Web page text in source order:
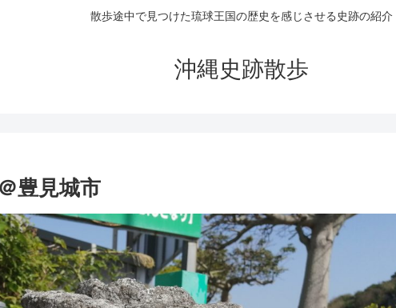
散歩途中で見つけた琉球王国の歴史を感じさせる史跡の紹介
沖縄史跡散歩
豊見城市